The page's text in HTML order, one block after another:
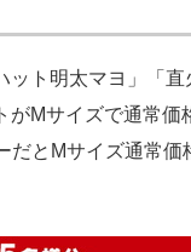
ト明太マヨ」「直
Mサイズで通常価
とMサイズ通常価